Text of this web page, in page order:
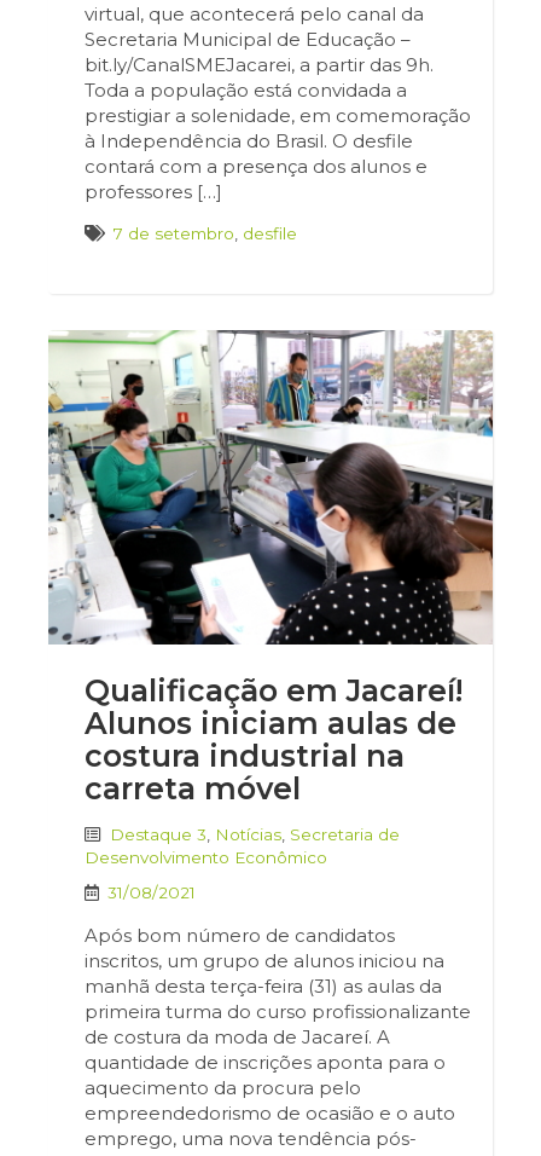
virtual, que acontecerá pelo canal da
Secretaria Municipal de Educação –
bit.ly/CanalSMEJacarei, a partir das 9h.
Toda a população está convidada a
prestigiar a solenidade, em comemoração
à Independência do Brasil. O desfile
contará com a presença dos alunos e
professores […]
7 de setembro desfile
Qualificação em Jacareí!
Alunos iniciam aulas de
costura industrial na
carreta móvel
Destaque 3 Notícias Secretaria de
Desenvolvimento Econômico
31/08/2021
Após bom número de candidatos
inscritos, um grupo de alunos iniciou na
manhã desta terça-feira (31) as aulas da
primeira turma do curso profissionalizante
de costura da moda de Jacareí. A
quantidade de inscrições aponta para o
aquecimento da procura pelo
empreendedorismo de ocasião e o auto
emprego, uma nova tendência pós-